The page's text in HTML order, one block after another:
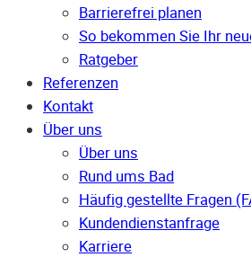
Barrierefrei planen
So bekommen Sie Ihr
Ratgeber
Referenzen
Kontakt
Über uns
Über uns
Rund ums Bad
Häufig gestellte Fragen
Kunden­dienst­anfrage
Karriere